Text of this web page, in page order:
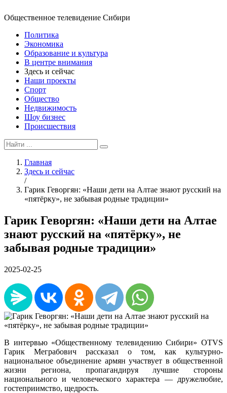
Общественное телевидение Сибири
Политика
Экономика
Образование и культура
В центре внимания
Здесь и сейчас
Наши проекты
Спорт
Общество
Недвижимость
Шоу бизнес
Происшествия
Главная
Здесь и сейчас
/
Гарик Геворгян: «Наши дети на Алтае знают русский на
«пятёрку», не забывая родные традиции»
Гарик Геворгян: «Наши дети на Алтае
знают русский на «пятёрку», не
забывая родные традиции»
2025-02-25
В интервью «Общественному телевидению Сибири» OTVS
Гарик Меграбович рассказал о том, как культурно-
национальное объединение армян участвует в общественной
жизни региона, пропагандируя лучшие стороны
национального и человеческого характера — дружелюбие,
гостеприимство, щедрость.